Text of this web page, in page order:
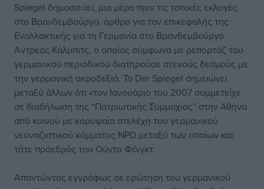
Spiegel δημοσιεύει, μια μέρα πριν τις τοπικές εκλογές
στο Βρανδεμβούργο, άρθρο για τον επικεφαλής της
Εναλλακτικής για τη Γερμανία στο Βρανδεμβούργο
Αντρέας Κάλμπιτς, ο οποίος σύμφωνα με ρεπορτάζ του
γερμανικού περιοδικού διατηρούσε στενούς δεσμούς με
την γερμανική ακροδεξιά. Το Der Spiegel σημειώνει
μεταξύ άλλων ότι «τον Ιανουάριο του 2007 συμμετείχε
σε διαδήλωση της “Πατριωτικής Συμμαχίας” στην Αθήνα
από κοινού με κορυφαία στελέχη του γερμανικού
νεοναζιστικού κόμματος NPD μεταξύ των οποίων και
τότε πρόεδρός του Ούντο Φόιγκτ.
Απαντώντας εγγράφως σε ερώτηση του γερμανικού